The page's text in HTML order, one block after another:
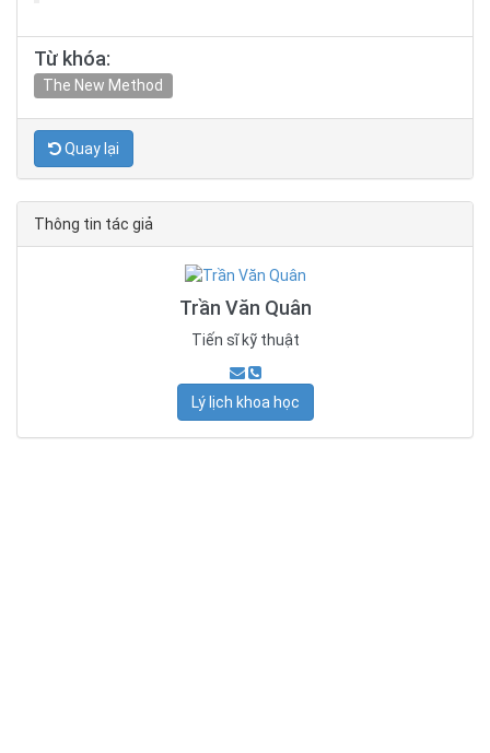
Từ khóa:
The New Method
Quay lại
Thông tin tác giả
Trần Văn Quân
Tiến sĩ kỹ thuật
Lý lịch khoa học